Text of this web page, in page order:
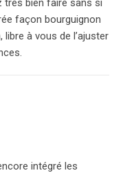
très bien faire sans si
façon bourguignon
à vous de l’ajuster
intégré les